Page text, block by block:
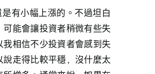
有小幅上漲的。不過坦白
能會讓投資者稍微有些失
相信不少投資者會感到失
走得比較平穩，沒什麼太